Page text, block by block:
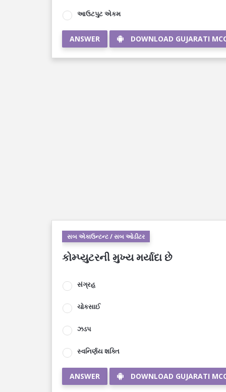
આઉટપુટ એકમ
ANSWER DOWNLOAD GUJARATI
સબ એકાઉન્ટન્ટ / સબ ઓડીટર
કોમ્પ્યુટરની મુખ્ય મર્યાદા છે
સંગ્રહ
ચોકસાઈ
ઝડપ
સ્વનિર્ણય શક્તિ
ANSWER DOWNLOAD GUJARATI